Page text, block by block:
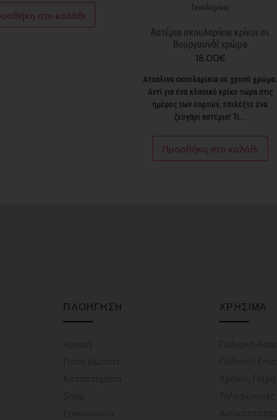
στο καλάθι
Σκουλαρίκια
Αστέρια σκουλαρίκια κρίκοι σε
Βουργουνδί χρώμα
18.00€
Ατσάλινα σκουλαρίκια σε χρυσό χρώμα.
Αντί για ένα κλασικό κρίκο τώρα στις
ημέρες των εορτών, επιλέξτε ένα
ζευγάρι αστέρια! Τι...
Προσθήκη στο καλάθι
ΠΛΟΗΓΗΣΗ ΧΡΗΣΙΜΑ